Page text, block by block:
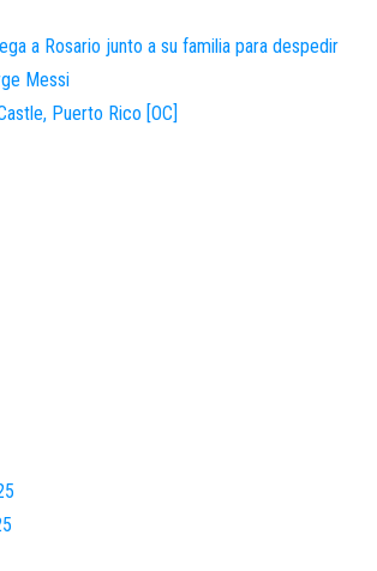
a Rosario junto a su familia para despedir
Messi
Puerto Rico [OC]